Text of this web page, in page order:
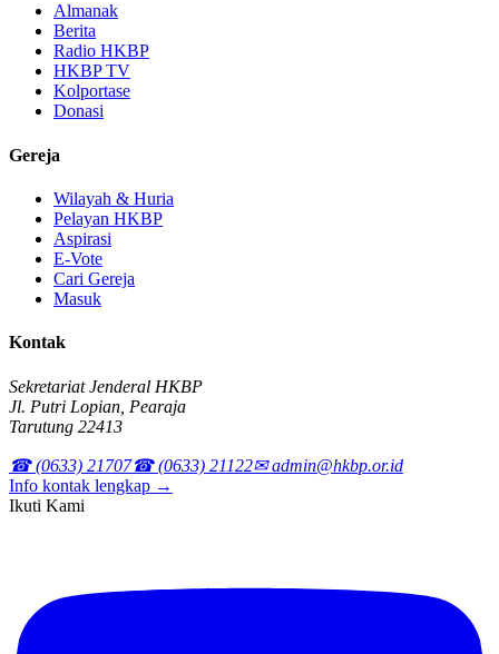
Almanak
Berita
Radio HKBP
HKBP TV
Kolportase
Donasi
Gereja
Wilayah & Huria
Pelayan HKBP
Aspirasi
E-Vote
Cari Gereja
Masuk
Kontak
Sekretariat Jenderal HKBP
Jl. Putri Lopian, Pearaja
Tarutung 22413
☎ (0633) 21707☎ (0633) 21122✉ admin@hkbp.or.id
Info kontak lengkap →
Ikuti Kami